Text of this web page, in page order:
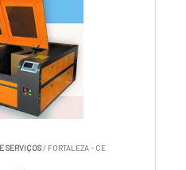
SERVIÇOS/ FORTALEZA - CE